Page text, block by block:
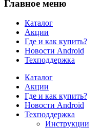
Главное меню
Каталог
Акции
Где и как купить?
Новости Android
Техподдержка
Каталог
Акции
Где и как купить?
Новости Android
Техподдержка
Инструкции